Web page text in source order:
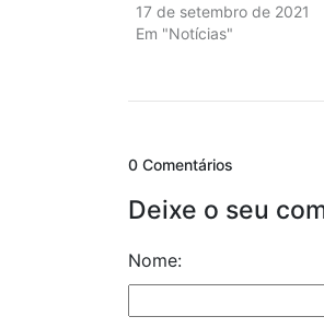
17 de setembro de 2021
Em "Notícias"
0 Comentários
Deixe o seu
Nome: